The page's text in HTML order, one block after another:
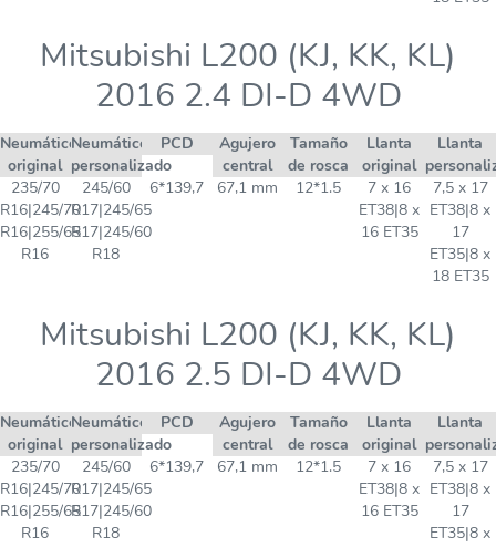
Mitsubishi L200 (KJ, KK, KL)
2016 2.4 DI-D 4WD
Neumático
original
Neumático
personalizado
PCD
Agujero
central
Tamaño
de rosca
Llanta
original
Llanta
235/70
R16|245/70
R16|255/65
R16
245/60
R17|245/65
R17|245/60
R18
6*139,7 67,1 mm 12*1.5
7 x 16
ET38|8 x
16 ET35
7,5 x 17
ET38|8 x
17
ET35|8 x
18 ET35
Mitsubishi L200 (KJ, KK, KL)
2016 2.5 DI-D 4WD
Neumático
original
Neumático
personalizado
PCD
Agujero
central
Tamaño
de rosca
Llanta
original
Llanta
235/70
R16|245/70
R16|255/65
R16
245/60
R17|245/65
R17|245/60
R18
6*139,7 67,1 mm 12*1.5
7 x 16
ET38|8 x
16 ET35
7,5 x 17
ET38|8 x
17
ET35|8 x